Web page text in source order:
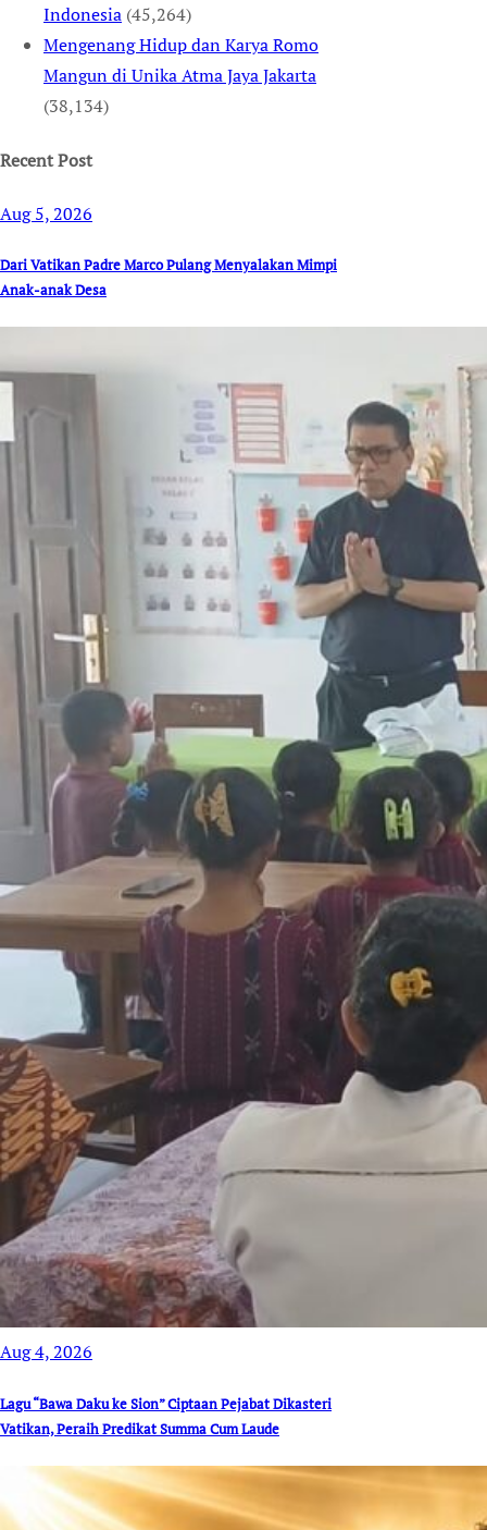
Indonesia (45,264)
Mengenang Hidup dan Karya Romo
Mangun di Unika Atma Jaya Jakarta
(38,134)
Recent Post
Aug 5, 2026
Dari Vatikan Padre Marco Pulang Menyalakan Mimpi
Anak-anak Desa
Aug 4, 2026
Lagu “Bawa Daku ke Sion” Ciptaan Pejabat Dikasteri
Vatikan, Peraih Predikat Summa Cum Laude